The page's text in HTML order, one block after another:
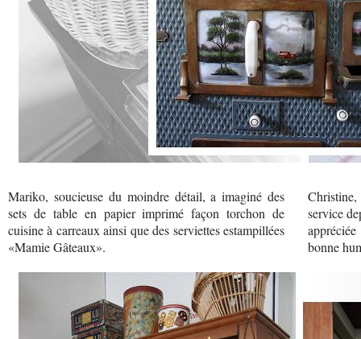
Mariko, soucieuse du moindre détail, a imaginé des
sets de table en papier imprimé façon torchon de
cuisine à carreaux ainsi que des serviettes estampillées
«Mamie Gâteaux».
service
bonne